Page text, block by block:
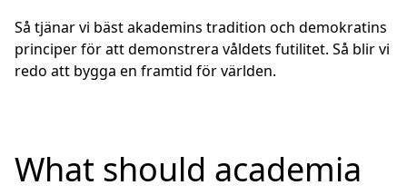
Så tjänar vi bäst akademins tradition och demokratins
principer för att demonstrera våldets futilitet. Så blir vi
redo att bygga en framtid för världen.
What should academia